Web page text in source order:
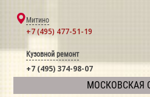
Митино
+7 (495) 477-51-19
Кузовной ремонт
+7 (495) 374-98-07
МОСКОВСКАЯ